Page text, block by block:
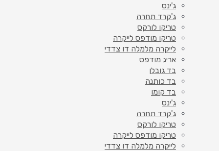
ג'ינס
ג'קרד תחרה
טריקו לורקס
טריקו מודפס לייקרה
לייקרה מלמלה דו צדדי
אריג מודפס
בד גובלן
בד כותנה
בד קומו
ג'ינס
ג'קרד תחרה
טריקו לורקס
טריקו מודפס לייקרה
לייקרה מלמלה דו צדדי